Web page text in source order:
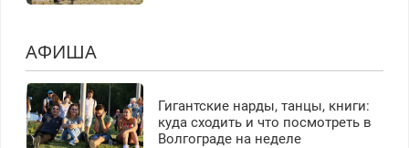
АФИША
Гигантские нарды, танцы, книги:
куда сходить и что посмотреть в
Волгограде на неделе